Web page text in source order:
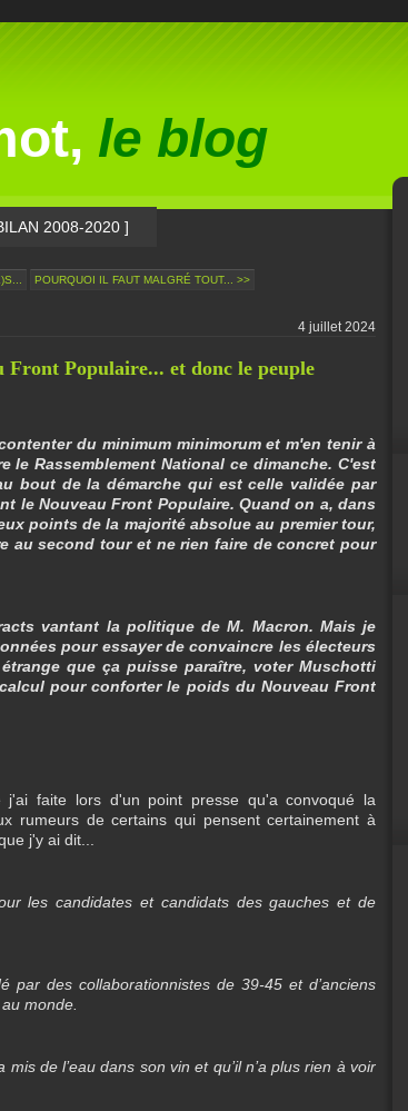
le blog
2008-2020 ]
POURQUOI IL FAUT MALGRÉ TOUT... >>
4 juillet 2024
Populaire... et donc le peuple
du minimum minimorum et m'en tenir à
le Rassemblement National ce dimanche. C'est
bout de la démarche qui est celle validée par
le Nouveau Front Populaire. Quand on a, dans
points de la majorité absolue au premier tour,
au second tour et ne rien faire de concret pour
vantant la politique de M. Macron. Mais je
pour essayer de convaincre les électeurs
que ça puisse paraître, voter Muschotti
pour conforter le poids du Nouveau Front
j'ai faite lors d'un point presse qu'a convoqué la
rumeurs de certains qui pensent certainement à
j'y ai dit...
les candidates et candidats des gauches et de
par des collaborationnistes de 39-45 et d’anciens
monde.
de l’eau dans son vin et qu’il n’a plus rien à voir